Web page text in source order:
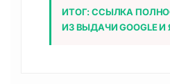
ИТОГ: ССЫЛКА
ИЗ ВЫДАЧИ GOOGLE